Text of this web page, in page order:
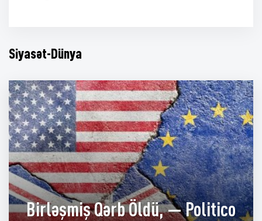
Siyasət-Dünya
Birləşmiş Qərb Öldü, — Politico